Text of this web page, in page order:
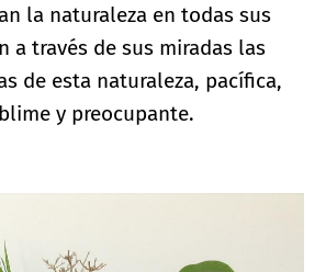
la naturaleza en todas sus
a través de sus miradas las
de esta naturaleza, pacífica,
y preocupante.